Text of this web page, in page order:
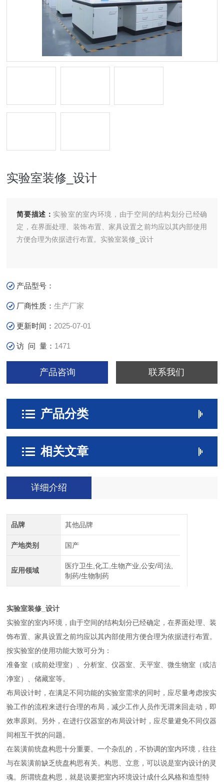
实验室装修_设计
简要描述： 实验室的室内环境，由于空间的结构划分已经确
定，在界面处理、装饰布置、家具设置之前均应以其内部使用
方便合理为依据进行布置。实验室装修_设计
产品型号：
厂商性质：生产厂家
更新时间： 2025-07-01
访 问 量： 1471
产品咨询 联系我们
产品分类
相关文章
详细介绍
品牌 其他品牌
产地类别 国产
应用领域
医疗卫生,化工,生物产业,公安/司法,
制药/生物制药
实验室装修_设计
实验室的室内环境，由于空间的结构划分已经确定，在界面处理、装
饰布置、家具设置之前均应以其内部使用方便合理为依据进行布置。
按实验室的使用功能大致可分为：
准备室（或前处理室）、分析室、仪器室、天平室、微生物室（或洁
净室）、储藏室等。
布局设计时，在满足不同功能的实验室需求的同时，应尽量考虑按实
验工作的流程来进行合理的布局，减少工作人员作无谓来回走动，即
效率原则。另外，在进行仪器室的布局设计时，应尽量避免不同仪器
间相互干扰的问题。
在装潢前统盘构思十分重要。一个杂乱的，不协调的室内环境，往往
与在装潢前缺乏统盘构思有关。构思、立意，可以说是室内设计的灵
魂。所谓统盘构思，就是说要把室内环境设计成什么风格和造型特